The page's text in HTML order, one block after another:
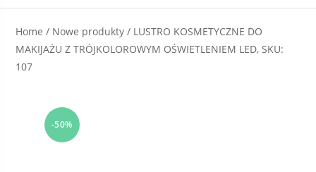
Home / Nowe produkty / LUSTRO KOSMETYCZNE DO
MAKIJAŻU Z TRÓJKOLOROWYM OŚWIETLENIEM LED, SKU:
107
-50%